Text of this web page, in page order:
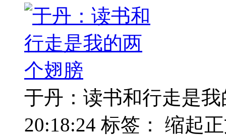
于丹：读书和行走是我
20:18:24 标签： 缩起